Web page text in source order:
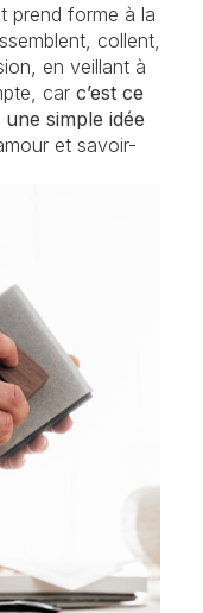
prend forme à la
collent,
en veillant à
car c’est ce
une simple idée
et savoir-